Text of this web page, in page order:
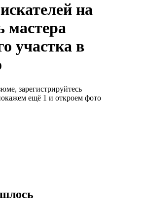
на
мастера
участка в
зарегистрируйтесь
ещё 1 и откроем фото